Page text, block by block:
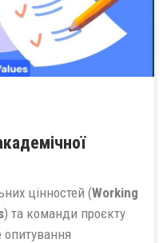
цінностей (Working
) та команди проєкту
опитування